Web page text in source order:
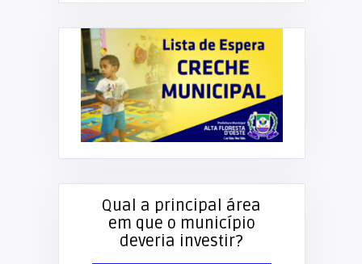
Qual a principal área
em que o município
deveria investir?